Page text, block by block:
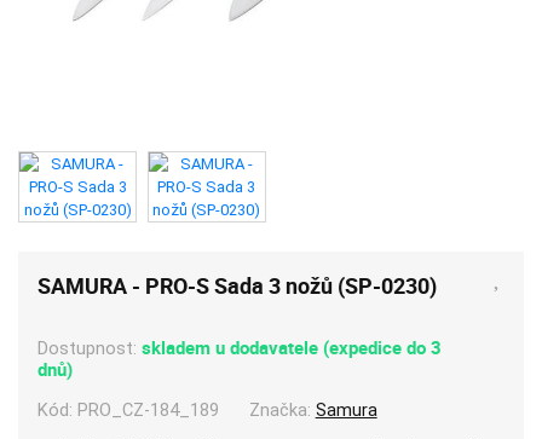
SAMURA - PRO-S Sada 3 nožů (SP-0230)
Dostupnost:skladem u dodavatele (expedice do 3
dnů)
Kód: PRO_CZ-184_189 Značka: Samura